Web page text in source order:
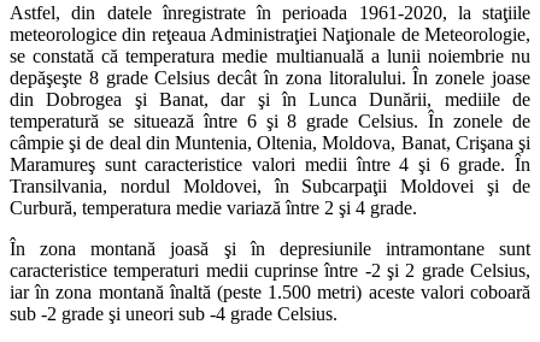
Astfel, din datele înregistrate în perioada 1961-2020, la staţiile
meteorologice din reţeaua Administraţiei Naţionale de Meteorologie,
se constată că temperatura medie multianuală a lunii noiembrie nu
depăşeşte 8 grade Celsius decât în zona litoralului. În zonele joase
din Dobrogea şi Banat, dar şi în Lunca Dunării, mediile de
temperatură se situează între 6 şi 8 grade Celsius. În zonele de
câmpie şi de deal din Muntenia, Oltenia, Moldova, Banat, Crişana şi
Maramureş sunt caracteristice valori medii între 4 şi 6 grade. În
Transilvania, nordul Moldovei, în Subcarpaţii Moldovei şi de
Curbură, temperatura medie variază între 2 şi 4 grade.
În zona montană joasă şi în depresiunile intramontane sunt
caracteristice temperaturi medii cuprinse între -2 şi 2 grade Celsius,
iar în zona montană înaltă (peste 1.500 metri) aceste valori coboară
sub -2 grade şi uneori sub -4 grade Celsius.